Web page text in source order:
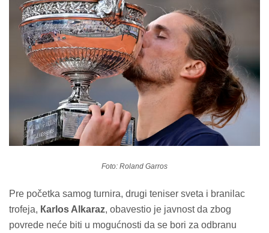
Foto: Roland Garros
Pre početka samog turnira, drugi teniser sveta i branilac
trofeja, Кarlos Alkaraz, obavestio je javnost da zbog
povrede neće biti u mogućnosti da se bori za odbranu